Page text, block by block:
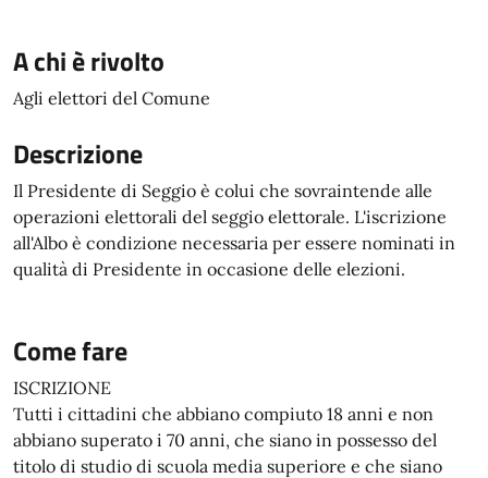
A chi è rivolto
Agli elettori del Comune
Descrizione
Il Presidente di Seggio è colui che sovraintende alle
operazioni elettorali del seggio elettorale. L'iscrizione
all'Albo è condizione necessaria per essere nominati in
qualità di Presidente in occasione delle elezioni.
Come fare
ISCRIZIONE
Tutti i cittadini che abbiano compiuto 18 anni e non
abbiano superato i 70 anni, che siano in possesso del
titolo di studio di scuola media superiore e che siano